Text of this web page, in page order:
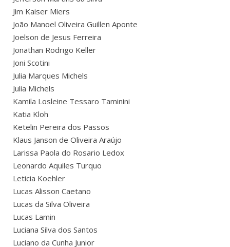
Jim Kaiser Miers
João Manoel Oliveira Guillen Aponte
Joelson de Jesus Ferreira
Jonathan Rodrigo Keller
Joni Scotini
Julia Marques Michels
Julia Michels
Kamila Losleine Tessaro Taminini
Katia Kloh
Ketelin Pereira dos Passos
Klaus Janson de Oliveira Araújo
Larissa Paola do Rosario Ledox
Leonardo Aquiles Turquo
Leticia Koehler
Lucas Alisson Caetano
Lucas da Silva Oliveira
Lucas Lamin
Luciana Silva dos Santos
Luciano da Cunha Junior